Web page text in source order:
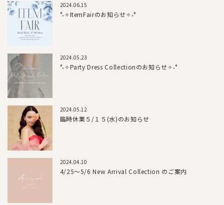
2024.06.15
°˖✧ItemFairのお知らせ✧˖°
2024.05.23
°˖✧Party Dress Collectionのお知らせ✧˖°
2024.05.12
臨時休業５/１５(水)のお知らせ
2024.04.10
4/25～5/6 New Arrival Collection のご案内